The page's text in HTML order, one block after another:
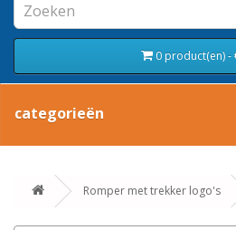
0 product(en) -
categorieën
Romper met trekker logo's